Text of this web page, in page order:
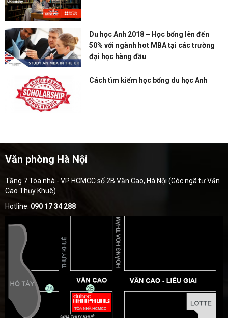
Du học Anh 2018 – Học bổng lên đến
50% với ngành hot MBA tại các trường
đại học hàng đầu
Cách tìm kiếm học bổng du học Anh
Văn phòng Hà Nội
Tầng 7 Tòa nhà - VP HCMCC số 2B Văn Cao, Hà Nội (Góc ngã tư Văn
Cao Thụy Khuê)
Hotline: 090 17 34 288